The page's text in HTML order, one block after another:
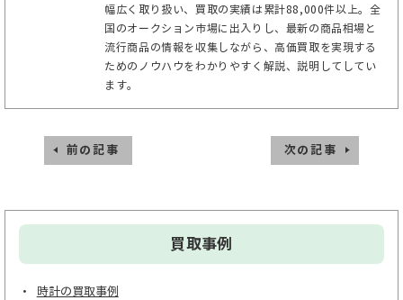
幅広く取り扱い、買取の実績は累計88,000件以上。全
国のオークション市場に出入りし、最新の商品相場と
流行商品の情報を収集しながら、高価買取を実現する
ためのノウハウをわかりやすく解説、説明してしてい
ます。
前の記事 次の記事
買取事例
時計の買取事例